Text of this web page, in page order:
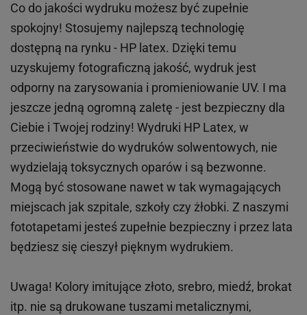
Co do jakości wydruku możesz być zupełnie
spokojny! Stosujemy najlepszą technologię
dostępną na rynku - HP latex. Dzięki temu
uzyskujemy fotograficzną jakość, wydruk jest
odporny na zarysowania i promieniowanie UV. I ma
jeszcze jedną ogromną zaletę - jest bezpieczny dla
Ciebie i Twojej rodziny! Wydruki HP Latex, w
przeciwieństwie do wydruków solwentowych, nie
wydzielają toksycznych oparów i są bezwonne.
Mogą być stosowane nawet w tak wymagających
miejscach jak szpitale, szkoły czy żłobki. Z naszymi
fototapetami jesteś zupełnie bezpieczny i przez lata
będziesz się cieszył pięknym wydrukiem.
Uwaga! Kolory imitujące złoto, srebro, miedź, brokat
itp. nie są drukowane tuszami metalicznymi,